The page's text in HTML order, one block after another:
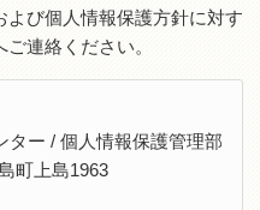
び個人情報保護方針に対す
連絡ください。
ター / 個人情報保護管理部
町上島1963